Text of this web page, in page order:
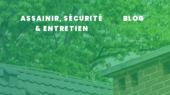
ASSAINIR, SÉCURITÉ
& ENTRETIEN
BLOG